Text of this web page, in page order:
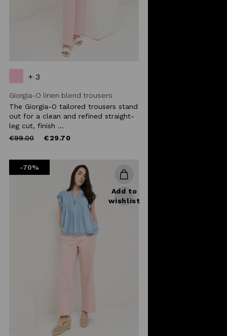
+ 3
Giorgia-O linen blend trousers
The Giorgia-O tailored trousers stand
out for a clean and refined straight-
leg cut, finish ...
Price
€99.00to €29.70
-70%
Add to
wishlist